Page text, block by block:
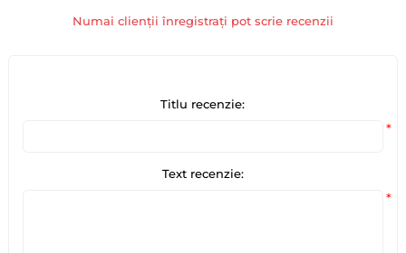
Numai clienții înregistrați pot scrie recenzii
Titlu recenzie:
*
Text recenzie:
*